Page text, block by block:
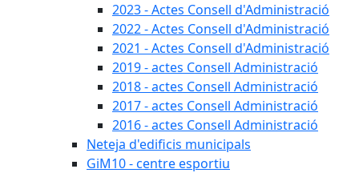
2023 - Actes Consell d'Administració
2022 - Actes Consell d'Administració
2021 - Actes Consell d'Administració
2019 - actes Consell Administració
2018 - actes Consell Administració
2017 - actes Consell Administració
2016 - actes Consell Administració
Neteja d'edificis municipals
GiM10 - centre esportiu